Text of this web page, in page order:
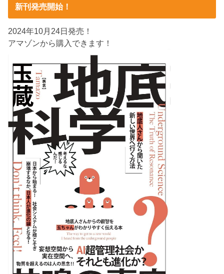
新刊発売開始！
2024年10月24日発売！
アマゾンから購入できます！